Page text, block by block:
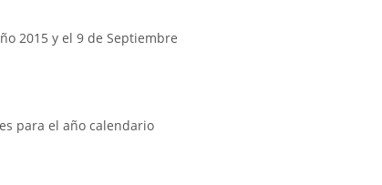
2015 y el 9 de Septiembre
para el año calendario